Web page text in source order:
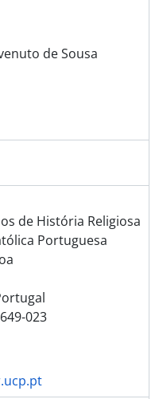
de Sousa
de História Religiosa
Portuguesa
023